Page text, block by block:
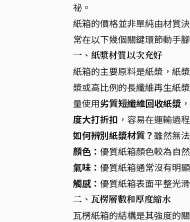
祕。
紙箱的價格並非單純由材質
常在以下幾個關鍵環節動手
一、紙漿材質以次充好
紙箱的主要原料是紙漿，紙
漿或高比例的長纖維再生紙
量使用劣質短纖維回收紙漿
度大打折扣 ，容易在運輸過
如何辨別紙漿材質？雖然無
顏色： 優質紙箱顏色較為自
氣味： 優質紙箱通常沒有明
觸感： 優質紙箱表面平整光
二、瓦楞層數和厚度縮水
瓦楞紙箱的結構是其強度的